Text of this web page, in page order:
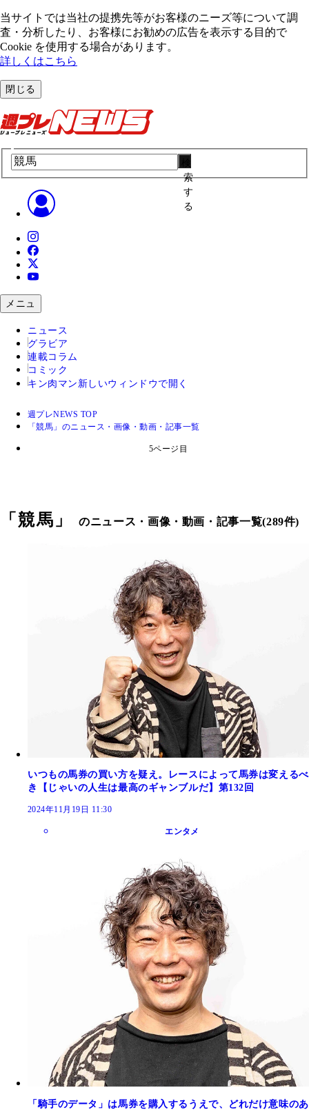
当サイトでは当社の提携先等がお客様のニーズ等について調
査・分析したり、お客様にお勧めの広告を表⽰する⽬的で
Cookie を使⽤する場合があります。
詳しくはこちら
閉じる
索
す
る
メニュ
ニュース
グラビア
連載コラム
コミック
キン肉マン 新しいウィンドウで開く
週プレNEWS TOP
「競馬」のニュース・画像・動画・記事一覧
5ページ目
「競馬 」のニュース・画像・動画・記事一覧(289件)
いつもの馬券の買い方を疑え。レースによって馬券は変えるべ
き【じゃいの人生は最高のギャンブルだ】第132回
2024年11月19日 11:30
エンタメ
「騎手のデータ」は馬券を購入するうえで、どれだけ意味のあ